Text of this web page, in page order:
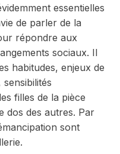
essentielles
de parler de la
répondre aux
sociaux. Il
habitudes, enjeux de
filles de la pièce
dos des autres. Par
sont